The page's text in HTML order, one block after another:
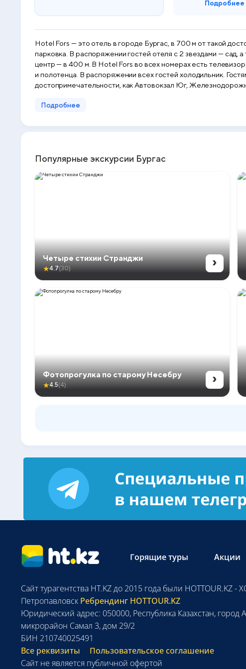
Подробнее
Hotel Fors — это отель в городе Бургас, в 700 м от такой
парковка. В распоряжении гостей отеля c 2 звездами — сад,
центр — в 400 м. В Hotel Fors во всех номерах есть телевизор с плоским экраном, письменный стол и собственная ванная комната, а также предоставляются постельное белье
и полотенца. В распоряжении всех гостей холодильник. Гостям Hotel Fors предоставляется континентальный завтрак. Рядом с Hotel Fors находятся такие популярные
достопримечательности, как Автовокзал Юг,
Подробнее
Популярные экскурсии Бургас
Четыре стихии Странджи
★4.7(30) ›
Фотопрогулка по старому Несебру
★4.5(4) ›
Горящие туры Акции
Сайт турагентства HT.KZ до 2015 года были HOTTOUR.KZ -
Петропавловск Ребрендинг HOTTOUR.KZ
Юридический адрес: 050000, Республика Казахстан, город
микрорайон Самал 3, дом 29/2
БИН 210740025491
Все реквизиты
Пользовательское соглашение
Сайт не является публичной офертой